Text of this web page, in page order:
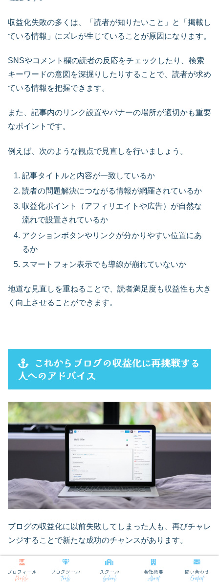
収益化失敗の多くは、「読者が知りたいこと」と「掲載し
ている情報」にズレが生じていることが原因になります。
SNSやコメント欄の読者の反応をチェックしたり、検索
キーワードの意図を深掘りしたりすることで、読者が求め
ている情報を把握できます。
また、記事内のリンク設置やバナーの場所が適切かも重要
なポイントです。
例えば、次のような観点で見直しを行いましょう。
記事タイトルと内容が一致しているか
読者の問題解決につながる情報が網羅されているか
収益化ポイント（アフィリエイトや広告）が自然な
流れで設置されているか
アクションボタンやリンクが分かりやすい位置にあ
るか
スマートフォン表示でも導線が崩れていないか
地道な見直しを重ねることで、読者満足度も収益性も大き
く向上させることができます。
これからブログの収益化に再挑戦する
人へのアドバイス
ブログの収益化に以前失敗してしまった人も、再びチャレ
ンジすることで新たな成功のチャンスがあります。
過去の経験を活かしながら、より具体的な戦略を立てるこ
とが大切です。
プロフィール
Profile
ブログツール
Tools
スクール
School
会社概要
About
問い合わせ
Contact